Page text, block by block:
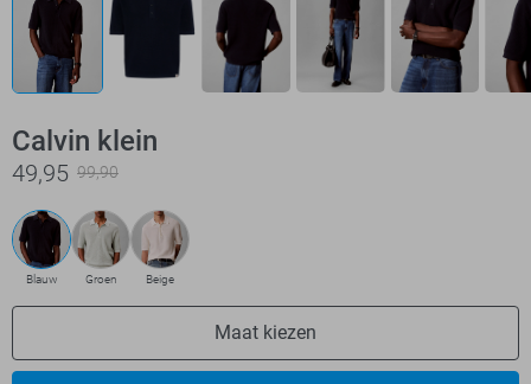
Calvin klein
49,95 99,90
Blauw Groen Beige
Maat kiezen